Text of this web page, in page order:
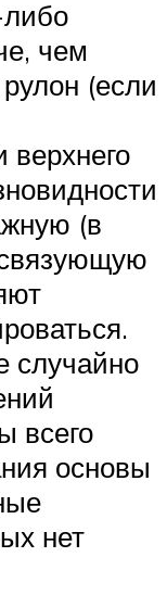
либо
чем
(если
(в
случайно
всего
основы
нет